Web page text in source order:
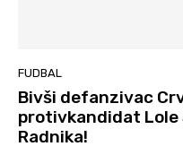
FUDBAL
Bivši defanzivac
protivkandidat Lole
Radnika!